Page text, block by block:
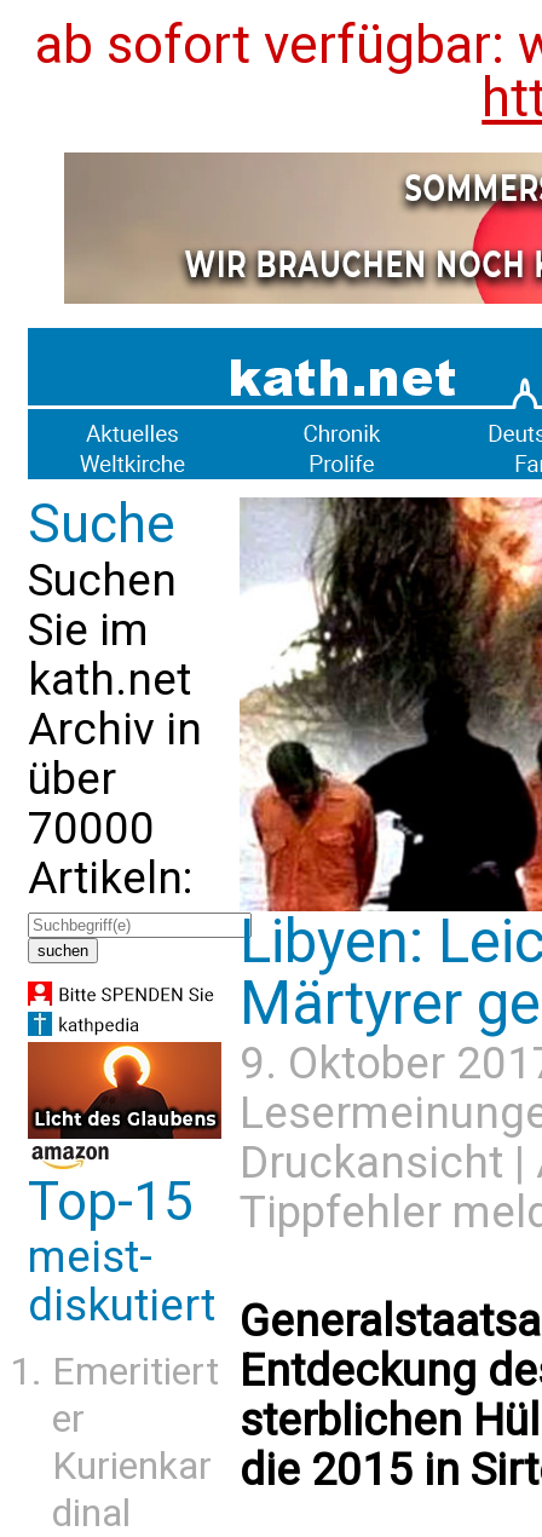
ab sofort verfügbar:
Suche
Suchen
Sie im
kath.net
Archiv in
über
70000
Artikeln:
Top-15
meist-
diskutiert
Emeritiert
er
Kurienkar
dinal
Libyen:
Märtyrer
9. Oktober
Druckansicht |
Tippfehler
Entdeckung
sterblichen
die 2015 in